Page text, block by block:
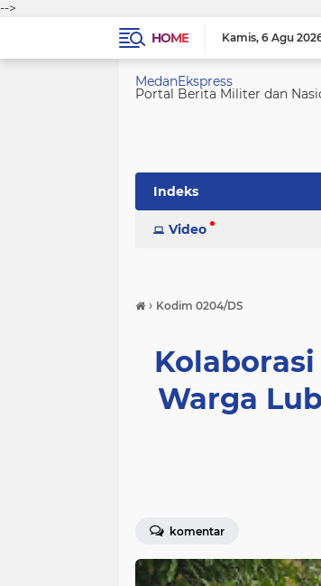
-->
HOME
Kamis 6 Agu
MedanEkspress
Portal Berita Militer dan
Indeks
Video
› Kodim 0204/DS
Warga
komentar